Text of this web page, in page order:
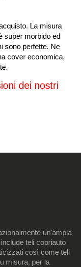
La misura
super morbido ed
sono perfette. Ne
cover economica,
dei nostri
un'ampia
teli copriauto
così come teli
misura, per la